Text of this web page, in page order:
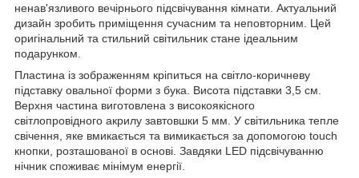
ненав'язливого вечірнього підсвічування кімнати. Актуальний
дизайн зробить приміщення сучасним та неповторним. Цей
оригінальний та стильний світильник стане ідеальним
подарунком.
Пластина із зображенням кріпиться на світло-коричневу
підставку овальної форми з бука. Висота підставки 3,5 см.
Верхня частина виготовлена ​​з високоякісного
світлопровідного акрилу завтовшки 5 мм. У світильника тепле
свічення, яке вмикається та вимикається за допомогою touch
кнопки, розташованої в основі. Завдяки LED підсвічуванню
нічник споживає мінімум енергії.